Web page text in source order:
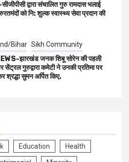
द्वारा संचालित गुरु रामदास भलाई
को नि: शुल्क स्वास्थ्य सेवा प्रदान की
Bihar Sikh Community
झारखंड जनक शिबू सोरेन की पहली
सेंट्रल गुरुद्वारा कमेटी ने उनकी प्रतिमा पर
श्रद्धा सुमन अर्पित किए.
Education Health